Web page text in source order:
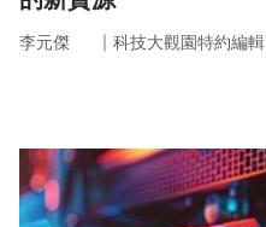
李元傑 ｜ 科技大觀園特約編輯